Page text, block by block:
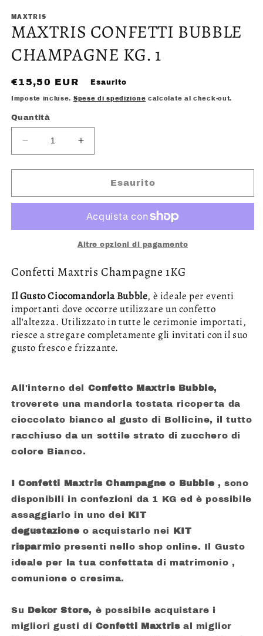
multimediali
1
in
modale
MAXTRIS
MAXTRIS CONFETTI BUBBLE
CHAMPAGNE KG. 1
Prezzo
di
€15,50 EUR Esaurito
Imposte incluse. Spese di spedizione calcolate al check-out.
Quantità
Diminuisci
quantità
per
CONFETTI
CHAMPAGNE
KG.
Aumenta
quantità
per
MAXTRIS
CONFETTI
CHAMPAGNE
KG.
1
Esaurito
Altre opzioni di pagamento
Confetti Maxtris Champagne 1KG
Il Gusto Ciocomandorla Bubble, è ideale per eventi
importanti dove occorre utilizzare un confetto
all'altezza. Utilizzato in tutte le cerimonie importati,
riesce a stregare completamente gli invitati con il suo
gusto fresco e frizzante.
All'interno del Confetto Maxtris Bubble,
troverete una mandorla tostata ricoperta da
cioccolato bianco al gusto di Bollicine, il tutto
racchiuso da un sottile strato di zucchero di
colore Bianco.
I Confetti Maxtris Champagne o Bubble, sono
disponibili in confezioni da 1 KG ed è possibile
assaggiarlo in uno dei KIT
degustazioneo acquistarlo nei KIT
risparmio presenti nello shop online. Il Gusto
ideale per la tua confettata di matrimonio ,
comunione o cresima.
Su Dekor Store, è possibile acquistare i
migliori gusti di Confetti Maxtrisal miglior